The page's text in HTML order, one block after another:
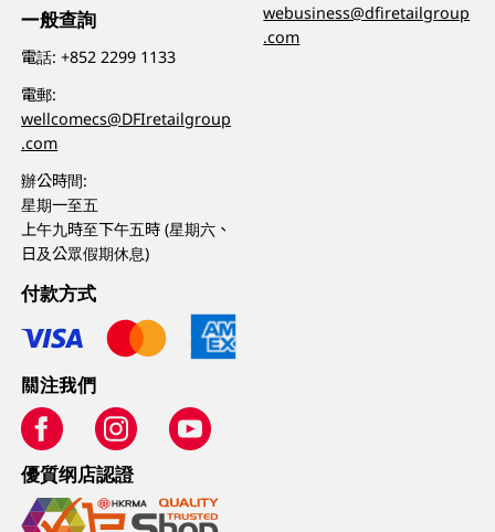
一般查詢
電話:+852 2299 1133
電郵:
wellcomecs@DFIretailgroup
.com
辦公時間:
星期一至五
上午九時至下午五時 (星期六、
日及公眾假期休息)
webusiness@dfiretailgroup
.com
付款方式
關注我們
優質纲店認證